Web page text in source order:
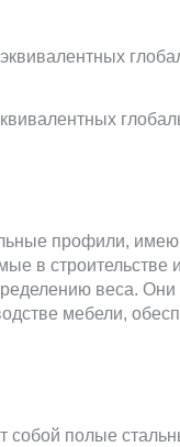
профили,
в строительстве
веса. Они
мебели,
собой полые